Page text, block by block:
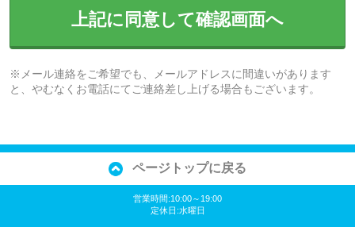
上記に同意して確認画面へ
※メール連絡をご希望でも、メールアドレスに間違いがあります
と、やむなくお電話にてご連絡差し上げる場合もございます。
ページトップに戻る
営業時間:10:00～19:00
定休日:水曜日